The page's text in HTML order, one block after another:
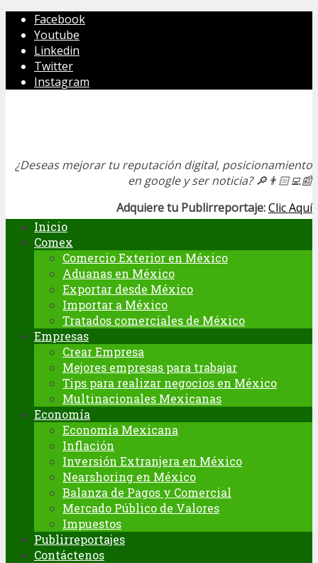
Facebook
Youtube
Linkedin
Twitter
Instagram
¿Deseas mejorar tu reputación digital, posicionamiento
en google y ser noticia?🔎👨🏻‍💻📰
Adquiere tu Publirreportaje:Clic Aquí
Inicio
Comex
Comercio Exterior en México
Aduanas en México
Exportar desde México
Importar a México
Tratados comerciales de México
Empresas
Crear Empresa
Mejores empresas para trabajar
Tips para realizar negocios en México
Multinacionales Mexicanas
Economía
Economía Mexicana
Inflación
Inversión Extranjera en México
Nearshoring en México
Balanza de Pagos y Comercial
Mercado Público de Valores
Impuestos
Publirreportajes
Contáctenos